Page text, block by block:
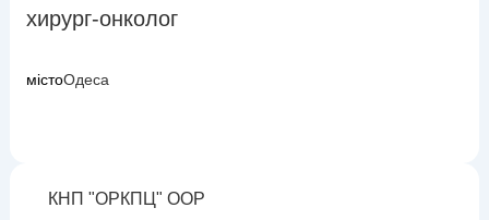
хирург-онколог
містоОдеса
КНП "ОРКПЦ" ООР